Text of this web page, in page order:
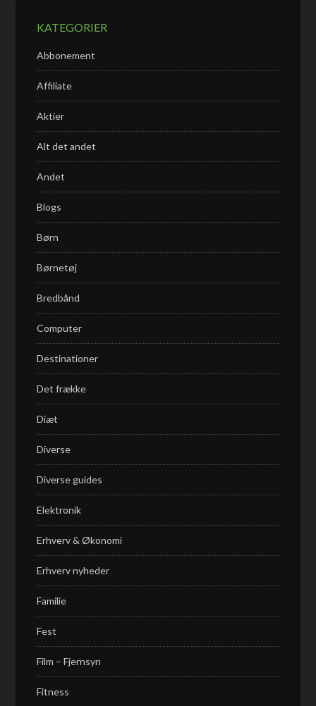
KATEGORIER
Abbonement
Affiliate
Aktier
Alt det andet
Andet
Blogs
Børn
Børnetøj
Bredbånd
Computer
Destinationer
Det frække
Diæt
Diverse
Diverse guides
Elektronik
Erhverv & Økonomi
Erhverv nyheder
Familie
Fest
Film – Fjernsyn
Fitness